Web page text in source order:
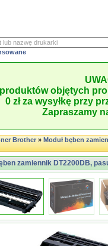
objętych
0 zł za wysyłkę przy
Zapraszamy
Brother»Moduł bęben
zamiennik DT2200DB,